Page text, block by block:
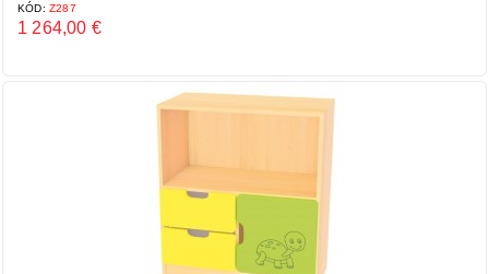
KÓD: Z287
1 264,00 €